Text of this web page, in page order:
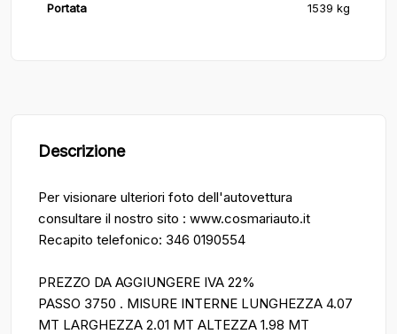
Portata 1539 kg
Descrizione
Per visionare ulteriori foto dell'autovettura
consultare il nostro sito : www.cosmariauto.it
Recapito telefonico: 346 0190554
PREZZO DA AGGIUNGERE IVA 22%
PASSO 3750 . MISURE INTERNE LUNGHEZZA 4.07
MT LARGHEZZA 2.01 MT ALTEZZA 1.98 MT